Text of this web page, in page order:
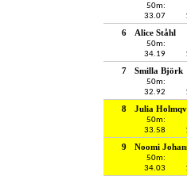
50m:
33.07
6 Alice Ståhl
50m:
34.19
7 Smilla Björk
50m:
32.92
8 Julia
50m:
33.58
9 Noomi
50m:
34.03